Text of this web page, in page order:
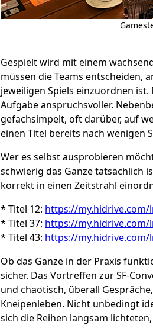
Gespielt wird mit einem
müssen die Teams entscheiden,
jeweiligen Spiels einzuordnen
Aufgabe anspruchsvoller.
gefachsimpelt, oft darüber, auf
einen Titel bereits nach wenigen
Wer es selbst ausprobieren
schwierig das Ganze tatsächlich
korrekt in einen Zeitstrahl
* Titel 12: https://my.hidrive.com/
* Titel 37: https://my.hidrive.com/
* Titel 43: https://my.hidrive.com/
Ob das Ganze in der Praxis
sicher. Das Vortreffen zur SF-
und chaotisch, überall
Kneipenleben. Nicht unbedingt
sich die Reihen langsam